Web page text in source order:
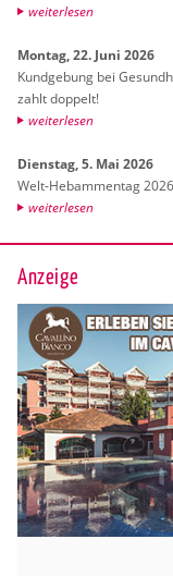
wei­ter­le­sen
Mon­tag, 22. Juni 2026
Kund­ge­bung bei
zahlt dop­pelt!
wei­ter­le­sen
Diens­tag, 5. Mai 2026
Welt-Heb­am­men­tag
wei­ter­le­sen
Anzeige